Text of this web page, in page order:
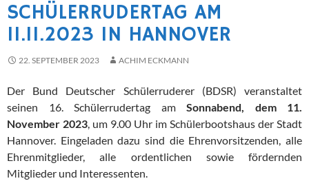
SCHÜLERRUDERTAG AM
11.11.2023 IN HANNOVER
22. SEPTEMBER 2023 ACHIM ECKMANN
Der Bund Deutscher Schülerruderer (BDSR) veranstaltet
seinen 16. Schülerrudertag am Sonnabend, dem 11.
November 2023, um 9.00 Uhr im Schülerbootshaus der Stadt
Hannover. Eingeladen dazu sind die Ehrenvorsitzenden, alle
Ehrenmitglieder, alle ordentlichen sowie fördernden
Mitglieder und Interessenten.